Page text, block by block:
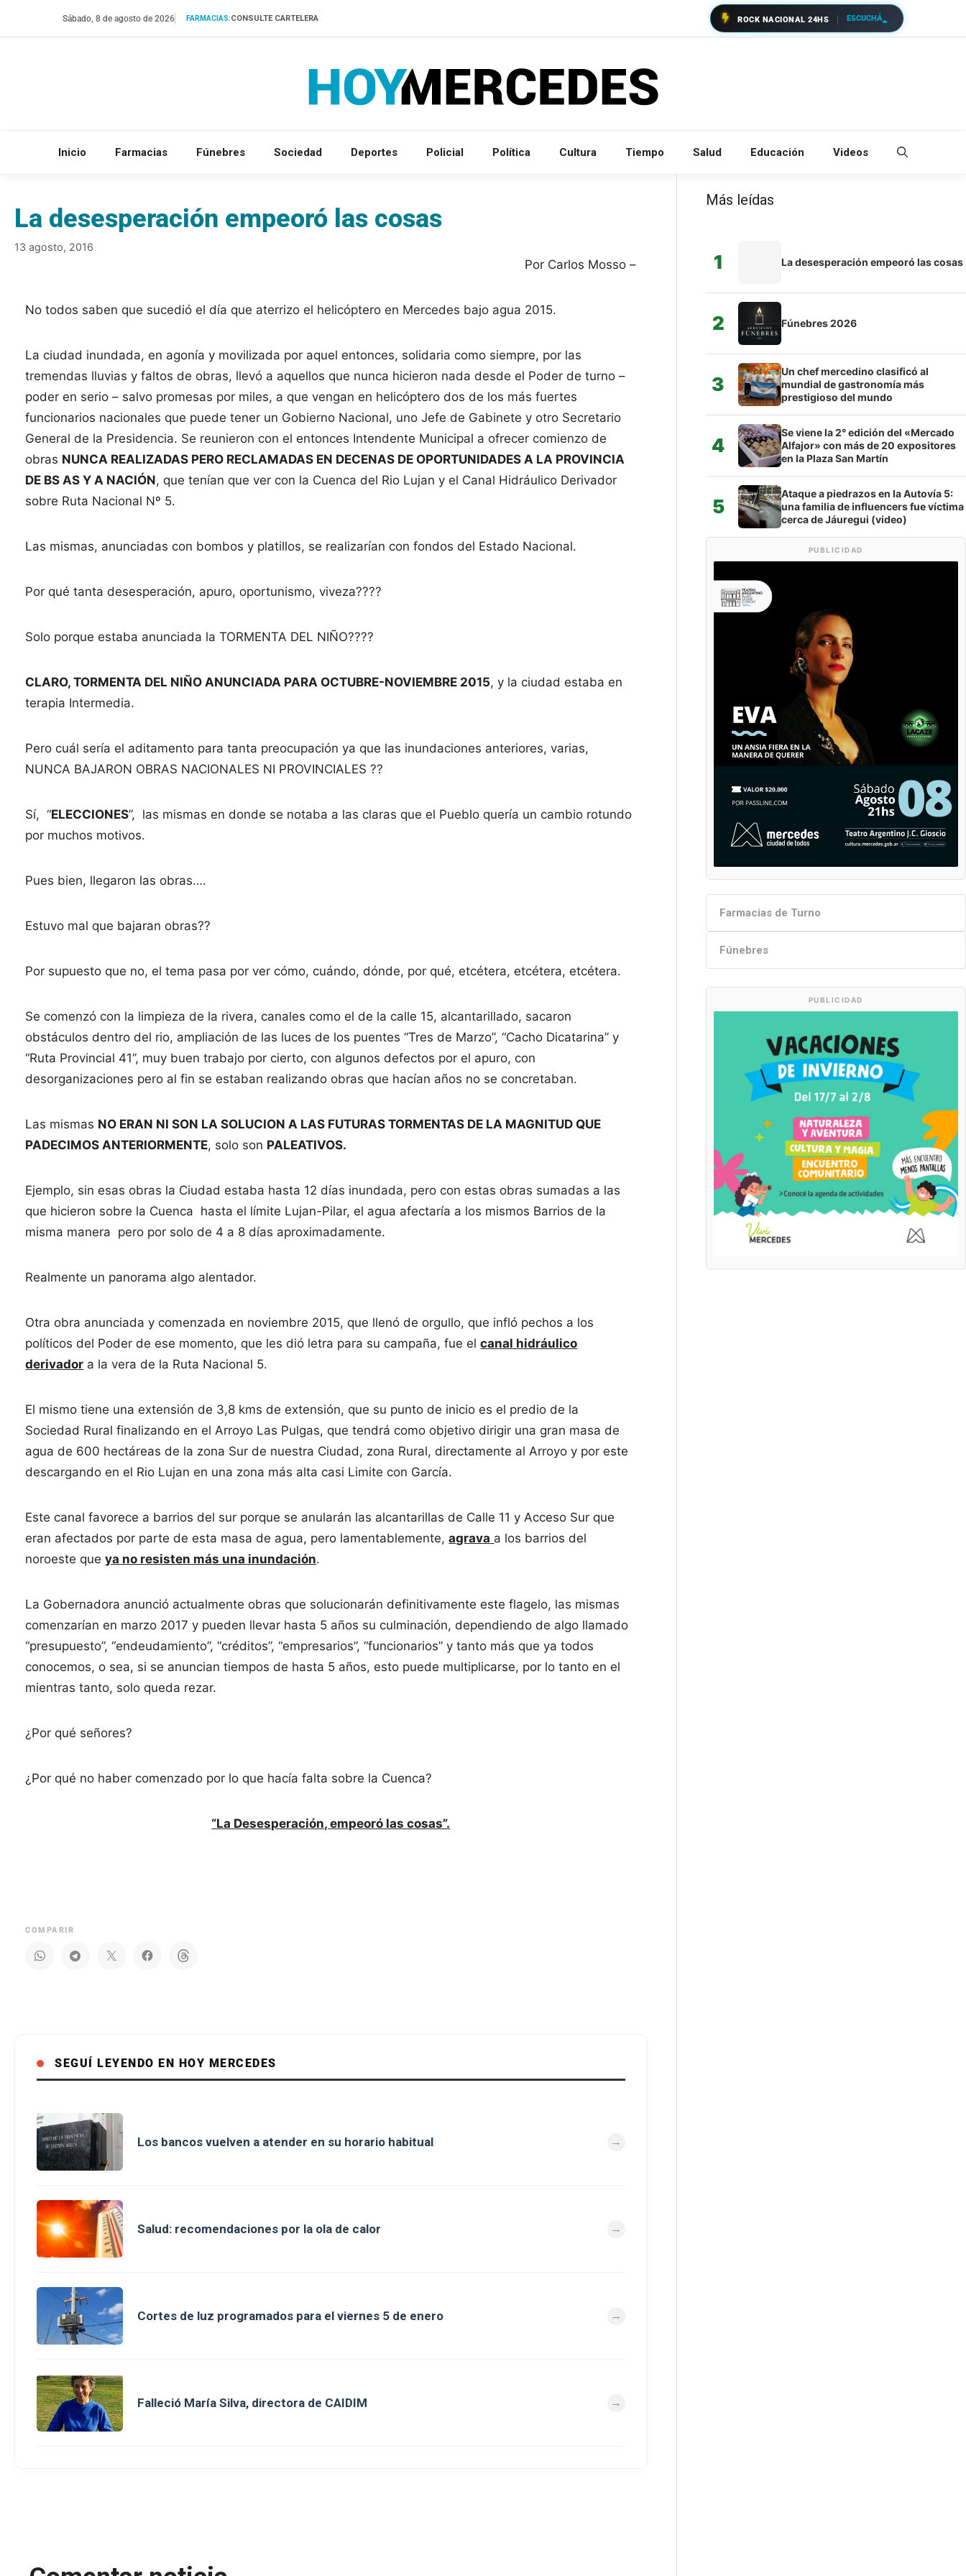
Sábado, 8 de agosto de 2026 FARMACIAS:CONSULTE CARTELERA ROCK NACIONAL 24HS ESCUCHÁ
Inicio Farmacias Fúnebres Sociedad Deportes Policial Política Cultura Tiempo Salud Educación Videos
La desesperación empeoró las cosas
13 agosto, 2016
Por Carlos Mosso –
No todos saben que sucedió el día que aterrizo el helicóptero en Mercedes bajo agua 2015.
La ciudad inundada, en agonía y movilizada por aquel entonces, solidaria como siempre, por las
tremendas lluvias y faltos de obras, llevó a aquellos que nunca hicieron nada desde el Poder de turno –
poder en serio – salvo promesas por miles, a que vengan en helicóptero dos de los más fuertes
funcionarios nacionales que puede tener un Gobierno Nacional, uno Jefe de Gabinete y otro Secretario
General de la Presidencia. Se reunieron con el entonces Intendente Municipal a ofrecer comienzo de
obras NUNCA REALIZADAS PERO RECLAMADAS EN DECENAS DE OPORTUNIDADES A LA PROVINCIA
DE BS AS Y A NACIÓN, que tenían que ver con la Cuenca del Rio Lujan y el Canal Hidráulico Derivador
sobre Ruta Nacional Nº 5.
Las mismas, anunciadas con bombos y platillos, se realizarían con fondos del Estado Nacional.
Por qué tanta desesperación, apuro, oportunismo, viveza????
Solo porque estaba anunciada la TORMENTA DEL NIÑO????
CLARO, TORMENTA DEL NIÑO ANUNCIADA PARA OCTUBRE-NOVIEMBRE 2015, y la ciudad estaba en
terapia Intermedia.
Pero cuál sería el aditamento para tanta preocupación ya que las inundaciones anteriores, varias,
NUNCA BAJARON OBRAS NACIONALES NI PROVINCIALES ??
Sí, “ELECCIONES”, las mismas en donde se notaba a las claras que el Pueblo quería un cambio rotundo
por muchos motivos.
Pues bien, llegaron las obras….
Estuvo mal que bajaran obras??
Por supuesto que no, el tema pasa por ver cómo, cuándo, dónde, por qué, etcétera, etcétera, etcétera.
Se comenzó con la limpieza de la rivera, canales como el de la calle 15, alcantarillado, sacaron
obstáculos dentro del rio, ampliación de las luces de los puentes “Tres de Marzo”, “Cacho Dicatarina” y
“Ruta Provincial 41”, muy buen trabajo por cierto, con algunos defectos por el apuro, con
desorganizaciones pero al fin se estaban realizando obras que hacían años no se concretaban.
Las mismas NO ERAN NI SON LA SOLUCION A LAS FUTURAS TORMENTAS DE LA MAGNITUD QUE
PADECIMOS ANTERIORMENTE, solo son PALEATIVOS.
Ejemplo, sin esas obras la Ciudad estaba hasta 12 días inundada, pero con estas obras sumadas a las
que hicieron sobre la Cuenca hasta el límite Lujan-Pilar, el agua afectaría a los mismos Barrios de la
misma manera pero por solo de 4 a 8 días aproximadamente.
Realmente un panorama algo alentador.
Otra obra anunciada y comenzada en noviembre 2015, que llenó de orgullo, que infló pechos a los
políticos del Poder de ese momento, que les dió letra para su campaña, fue elcanal hidráulico
derivador a la vera de la Ruta Nacional 5.
El mismo tiene una extensión de 3,8 kms de extensión, que su punto de inicio es el predio de la
Sociedad Rural finalizando en el Arroyo Las Pulgas, que tendrá como objetivo dirigir una gran masa de
agua de 600 hectáreas de la zona Sur de nuestra Ciudad, zona Rural, directamente al Arroyo y por este
descargando en el Rio Lujan en una zona más alta casi Limite con García.
Este canal favorece a barrios del sur porque se anularán las alcantarillas de Calle 11 y Acceso Sur que
eran afectados por parte de esta masa de agua, pero lamentablemente,agrava a los barrios del
noroeste queya no resisten más una inundación.
La Gobernadora anunció actualmente obras que solucionarán definitivamente este flagelo, las mismas
comenzarían en marzo 2017 y pueden llevar hasta 5 años su culminación, dependiendo de algo llamado
“presupuesto”, “endeudamiento”, “créditos”, “empresarios”, “funcionarios” y tanto más que ya todos
conocemos, o sea, si se anuncian tiempos de hasta 5 años, esto puede multiplicarse, por lo tanto en el
mientras tanto, solo queda rezar.
¿Por qué señores?
¿Por qué no haber comenzado por lo que hacía falta sobre la Cuenca?
“La Desesperación, empeoró las cosas”.
COMPARIR
SEGUÍ LEYENDO EN HOY MERCEDES
Los bancos vuelven a atender en su horario habitual
Salud: recomendaciones por la ola de calor
Cortes de luz programados para el viernes 5 de enero
Falleció María Silva, directora de CAIDIM
Más leídas
1 La desesperación empeoró las cosas
2 Fúnebres 2026
3
Un chef mercedino clasificó al
mundial de gastronomía más
prestigioso del mundo
4
Se viene la 2° edición del «Mercado
Alfajor» con más de 20 expositores
en la Plaza San Martín
5
Ataque a piedrazos en la Autovía 5:
una familia de influencers fue víctima
cerca de Jáuregui (video)
PUBLICIDAD
Farmacias de Turno
Fúnebres
PUBLICIDAD